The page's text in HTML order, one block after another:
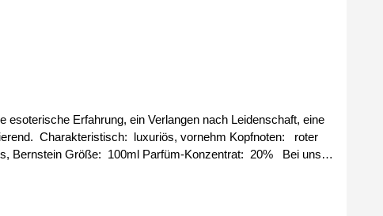
Erfahrung, ein Verlangen nach Leidenschaft, eine
roter